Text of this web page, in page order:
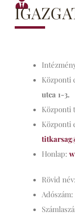
Központi
utca 1-3.
Központi
Központi
Honlap:
Rövid név:
Adószám: